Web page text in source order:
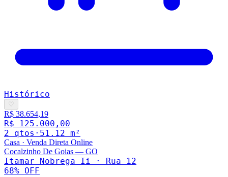
Histórico
♡
R$ 38.654,19
R$ 125.000,00
2 qtos · 51.12 m²
Casa · Venda Direta Online
Cocalzinho De Goias — GO
Itamar Nobrega Ii · Rua 12
68% OFF